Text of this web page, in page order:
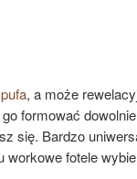
pufa, a może
formować
się. Bardzo
fotele